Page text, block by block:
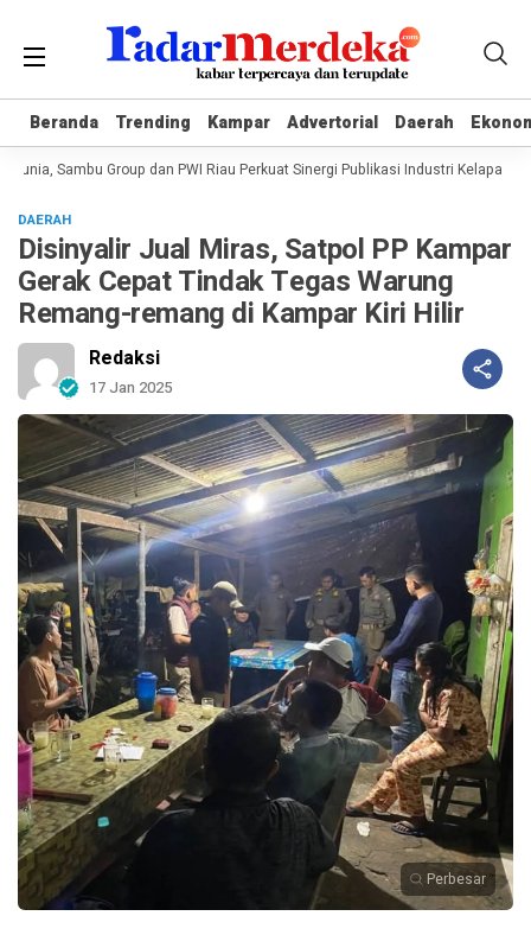
Beranda Trending Kampar Advertorial Daerah
Beranda Trending Kampar Advertorial Daerah
Sambu Group dan PWI Riau Perkuat Sinergi Publikasi Industri Kelapa
DAERAH
Disinyalir Jual Miras, Satpol PP Kampar
Gerak Cepat Tindak Tegas Warung
Remang-remang di Kampar Kiri Hilir
Redaksi
17 Jan 2025
Perbesar